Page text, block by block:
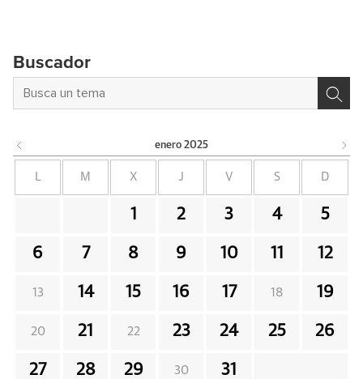
Buscador
enero 2025
L M X J V S D
1 2 3 4 5
6 7 8 9 10 11 12
13 14 15 16 17 18 19
20 21 22 23 24 25 26
27 28 29 30 31